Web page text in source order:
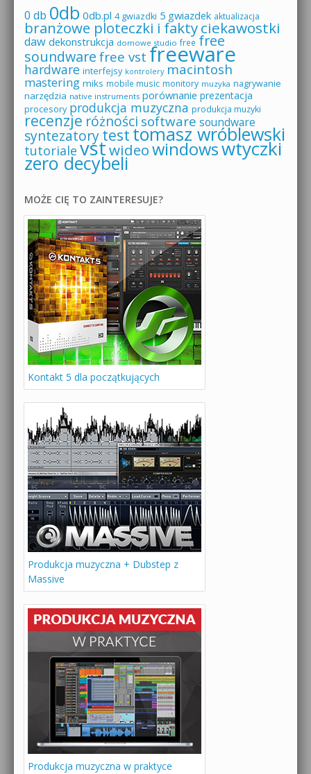
0 db 0db 0db.pl 4 gwiazdki 5 gwiazdek aktualizacja
branżowe ploteczki i faktyciekawostki
daw dekonstrukcja domowe studio free free
soundware free vst freeware
hardware interfejsy kontrolery macintosh
mastering miks mobile music monitory muzyka nagrywanie
narzędzia native instruments porównanie prezentacja
procesory produkcja muzyczna produkcja muzyki
recenzje różności software soundware
syntezatorytesttomasz wróblewski
tutoriale vstwideowindowswtyczki
zero decybeli
MOŻE CIĘ TO ZAINTERESUJE?
Kontakt 5 dla początkujących
Produkcja muzyczna + Dubstep z
Massive
Produkcja muzyczna w praktyce